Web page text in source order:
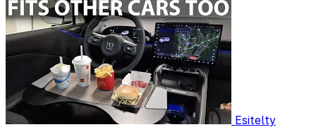
Esitelty